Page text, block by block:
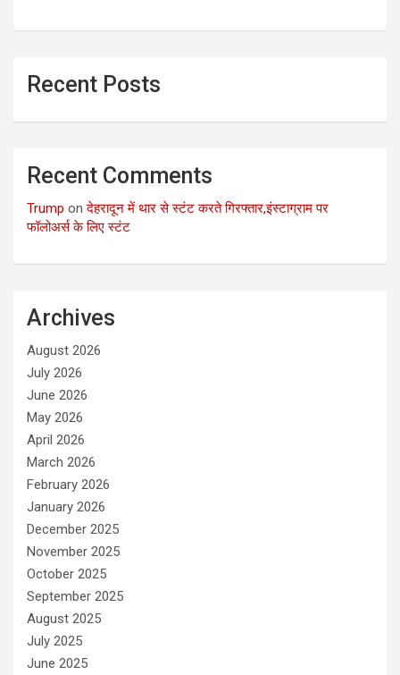
Recent Posts
Recent Comments
Trump onदेहरादून में थार से स्टंट करते गिरफ्तार,इंस्टाग्राम पर
फॉलोअर्स के लिए स्टंट
Archives
August 2026
July 2026
June 2026
May 2026
April 2026
March 2026
February 2026
January 2026
December 2025
November 2025
October 2025
September 2025
August 2025
July 2025
June 2025